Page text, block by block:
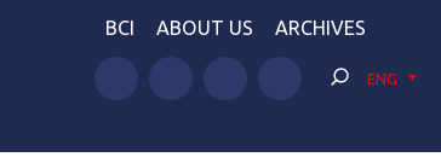
BCI ABOUT US ARCHIVES
ENG